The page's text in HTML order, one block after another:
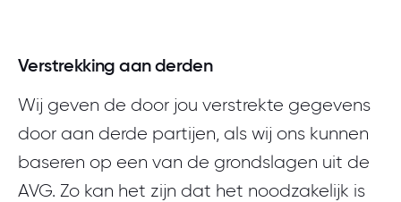
Verstrekking aan derden
Wij geven de door jou verstrekte gegevens
door aan derde partijen, als wij ons kunnen
baseren op een van de grondslagen uit de
AVG. Zo kan het zijn dat het noodzakelijk is